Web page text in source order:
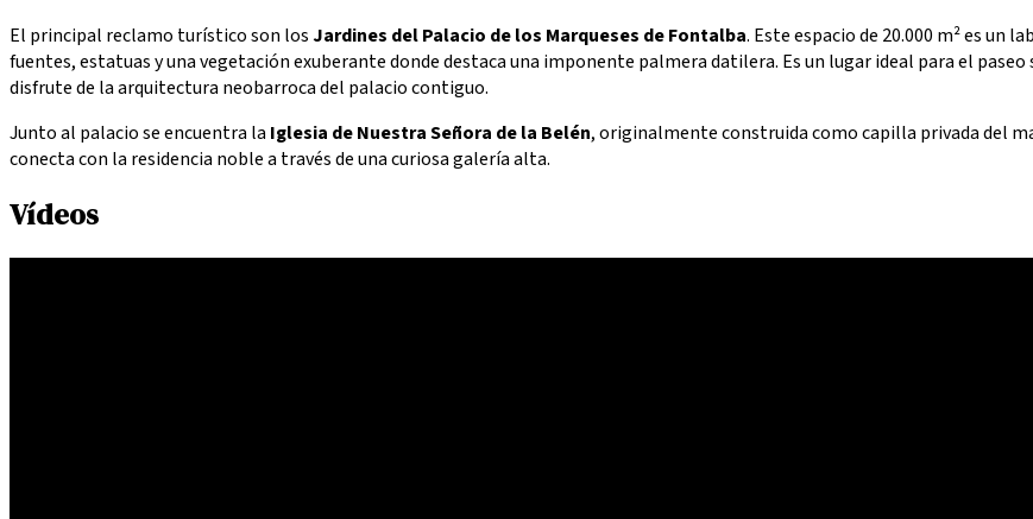
El principal reclamo turístico son losJardines del Palacio de los Marqueses de Fontalba. Este espacio de 20.000 m² es un
fuentes, estatuas y una vegetación exuberante donde destaca una imponente palmera datilera. Es un lugar ideal para el paseo
disfrute de la arquitectura neobarroca del palacio contiguo.
Junto al palacio se encuentra la Iglesia de Nuestra Señora de la Belén, originalmente construida como capilla privada del
conecta con la residencia noble a través de una curiosa galería alta.
Vídeos